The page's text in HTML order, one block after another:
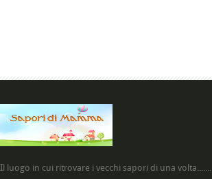
Il luogo in cui ritrovare i vecchi sapori di una volta.......